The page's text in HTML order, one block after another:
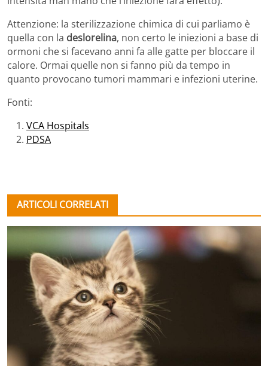
Attenzione: la sterilizzazione chimica di cui parliamo è
quella con la deslorelina, non certo le iniezioni a base di
ormoni che si facevano anni fa alle gatte per bloccare il
calore. Ormai quelle non si fanno più da tempo in
quanto provocano tumori mammari e infezioni uterine.
Fonti:
VCA Hospitals
PDSA
ARTICOLI CORRELATI